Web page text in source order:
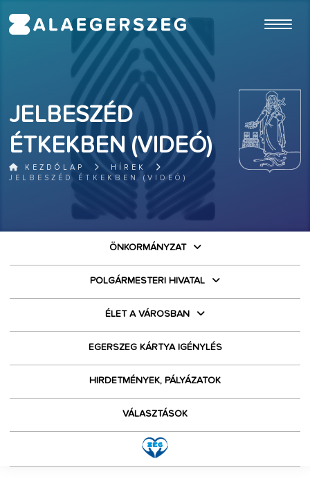
JELBESZÉD
ÉTKEKBEN (VIDEÓ)
KEZDŐLAP
HÍREK
JELBESZÉD ÉTKEKBEN (VIDEÓ)
ÖNKORMÁNYZAT
POLGÁRMESTERI HIVATAL
ÉLET A VÁROSBAN
EGERSZEG KÁRTYA IGÉNYLÉS
HIRDETMÉNYEK, PÁLYÁZATOK
VÁLASZTÁSOK